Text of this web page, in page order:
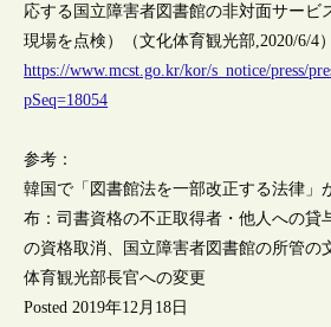
応する国立障害者図書館の非対面サービ
現場を点検）（文化体育観光部,2020/6/4）
https://www.mcst.go.kr/kor/s_notice/press/
pSeq=18054
参考：
韓国で「図書館法を一部改正する法律」
布：司書資格の不正取得者・他人への貸
の資格取消、国立障害者図書館の所管の
体育観光部長官への変更
Posted 2019年12月18日